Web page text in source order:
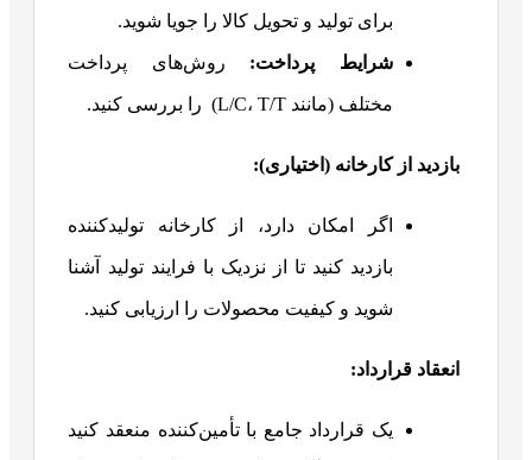
برای تولید و تحویل کالا را جویا شوید.
شرایط پرداخت: روش‌های پرداخت
مختلف (مانند L/C، T/T) را بررسی کنید.
بازدید از کارخانه (اختیاری):
اگر امکان دارد، از کارخانه تولیدکننده
بازدید کنید تا از نزدیک با فرایند تولید آشنا
شوید و کیفیت محصولات را ارزیابی کنید.
انعقاد قرارداد:
یک قرارداد جامع با تأمین‌کننده منعقد کنید